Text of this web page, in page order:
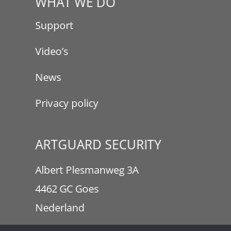
Support
Video’s
News
Privacy policy
ARTGUARD SECURITY
Albert Plesmanweg 3A
4462 GC Goes
Nederland